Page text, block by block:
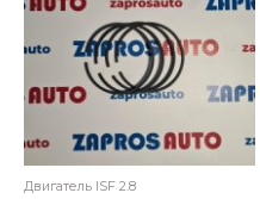
Двигатель ISF 2.8